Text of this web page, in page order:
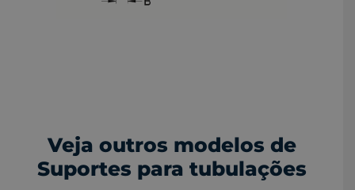
Veja outros modelos de
Suportes para tubulações